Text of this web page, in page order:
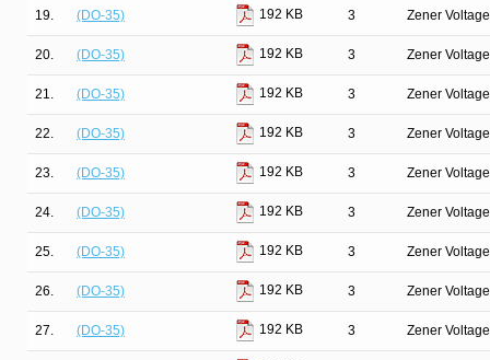
19. (DO-35) 192 KB 3 Zener
20. (DO-35) 192 KB 3 Zener
21. (DO-35) 192 KB 3 Zener
22. (DO-35) 192 KB 3 Zener
23. (DO-35) 192 KB 3 Zener
24. (DO-35) 192 KB 3 Zener
25. (DO-35) 192 KB 3 Zener
26. (DO-35) 192 KB 3 Zener
27. (DO-35) 192 KB 3 Zener